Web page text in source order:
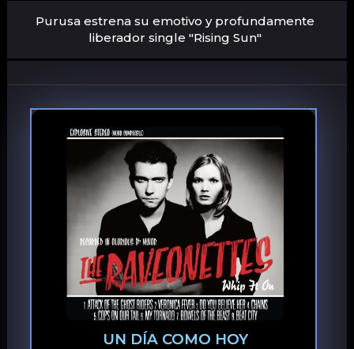
Purusa estrena su emotivo y profundamente
liberador single "Rising Sun"
UN DÍA COMO HOY